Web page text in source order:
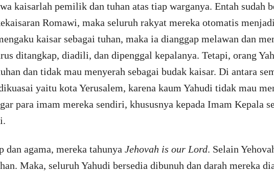
kaisarlah pemilik dan tuhan atas tiap warganya. Entah sudah
Romawi, maka seluruh rakyat mereka otomatis
kaisar sebagai tuhan, maka ia dianggap melawan dan
ditangkap, diadili, dan dipenggal kepalanya. Tetapi, orang
dan tidak mau menyerah sebagai budak kaisar. Di antara
yaitu kota Yerusalem, karena kaum Yahudi tidak mau
para imam mereka sendiri, khususnya kepada Imam Kepala
dan agama, mereka tahunya Jehovah is our Lord. Selain
Maka, seluruh Yahudi bersedia dibunuh dan darah mereka